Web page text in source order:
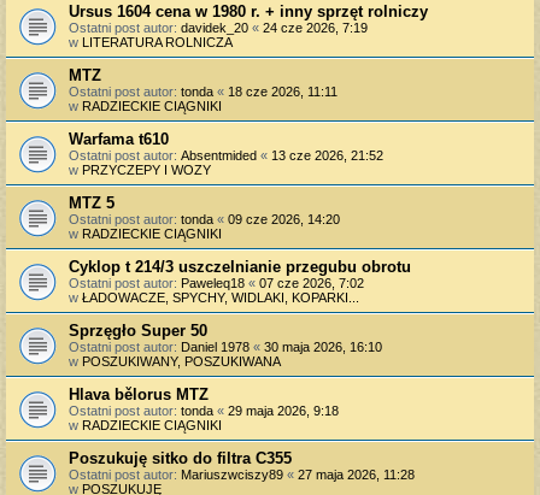
Ursus 1604 cena w 1980 r. + inny sprzęt rolniczy
Ostatni post autor: davidek_20 « 24 cze 2026, 7:19
w LITERATURA ROLNICZA
MTZ
Ostatni post autor: tonda « 18 cze 2026, 11:11
w RADZIECKIE CIĄGNIKI
Warfama t610
Ostatni post autor: Absentmided « 13 cze 2026, 21:52
w PRZYCZEPY I WOZY
MTZ 5
Ostatni post autor: tonda « 09 cze 2026, 14:20
w RADZIECKIE CIĄGNIKI
Cyklop t 214/3 uszczelnianie przegubu obrotu
Ostatni post autor: Paweleq18 « 07 cze 2026, 7:02
w ŁADOWACZE, SPYCHY, WIDLAKI, KOPARKI...
Sprzęgło Super 50
Ostatni post autor: Daniel 1978 « 30 maja 2026, 16:10
w POSZUKIWANY, POSZUKIWANA
Hlava bělorus MTZ
Ostatni post autor: tonda « 29 maja 2026, 9:18
w RADZIECKIE CIĄGNIKI
Poszukuję sitko do filtra C355
Ostatni post autor: Mariuszwciszy89 « 27 maja 2026, 11:28
w POSZUKUJĘ